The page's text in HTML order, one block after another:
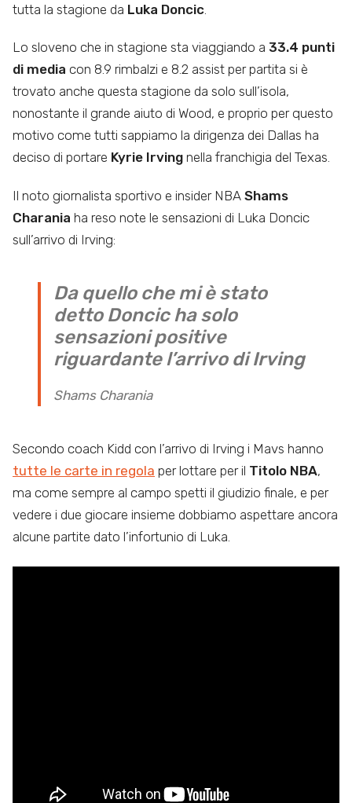
tutta la stagione da Luka Doncic
Lo sloveno che in stagione sta viaggiando a 33.4 punti
di media con 8.9 rimbalzi e 8.2 assist per partita si è
trovato anche questa stagione da solo sull’isola,
nonostante il grande aiuto di Wood, e proprio per questo
motivo come tutti sappiamo la dirigenza dei Dallas ha
deciso di portare Kyrie Irving nella franchigia del Texas.
Il noto giornalista sportivo e insider NBA Shams
Charania ha reso note le sensazioni di Luka Doncic
sull’arrivo di Irving:
Da quello che mi è stato
detto Doncic ha solo
sensazioni positive
riguardante l’arrivo di Irving
Shams Charania
Secondo coach Kidd con l’arrivo di Irving i Mavs hanno
tutte le carte in regola per lottare per il Titolo NBA,
ma come sempre al campo spetti il giudizio finale, e per
vedere i due giocare insieme dobbiamo aspettare ancora
alcune partite dato l’infortunio di Luka.